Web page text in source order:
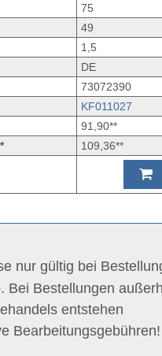
75
49
1,5
DE
73072390
KF011027
91,90**
109,36**
nur gültig bei
Bei Bestellungen
entstehen
Bearbeitungsgebühren!